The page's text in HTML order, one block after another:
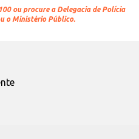
ou procure a Delegacia de Polícia
o Ministério Público.